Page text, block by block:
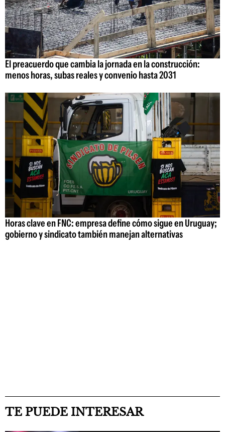
El preacuerdo que cambia la jornada en la construcción:
menos horas, subas reales y convenio hasta 2031
Horas clave en FNC: empresa define cómo sigue en Uruguay;
gobierno y sindicato también manejan alternativas
TE PUEDE INTERESAR